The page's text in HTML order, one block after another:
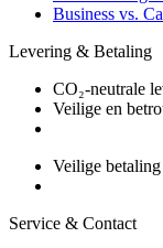
Business vs.
Levering & Betaling
CO₂-neutrale
Veilige en
Veilige betaling
Service & Contact